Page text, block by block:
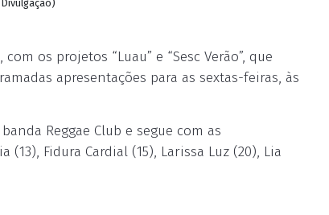
os projetos “Luau” e “Sesc Verão”, que
apresentações para as sextas-feiras, às
Reggae Club e segue com as
Fidura Cardial (15), Larissa Luz (20), Lia